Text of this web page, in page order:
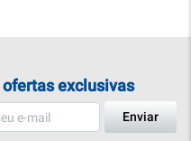
exclusivas
Enviar